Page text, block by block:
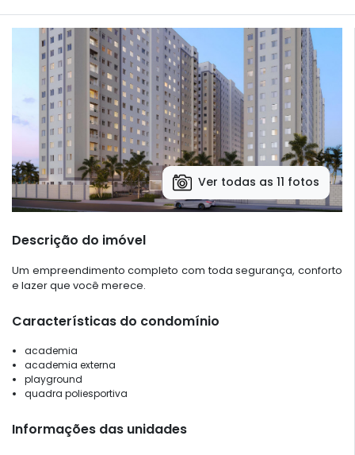
Ver todas as 11 fotos
Descrição do imóvel
Um empreendimento completo com toda segurança, conforto
e lazer que você merece.
Características do condomínio
academia
academia externa
playground
quadra poliesportiva
Informações das unidades